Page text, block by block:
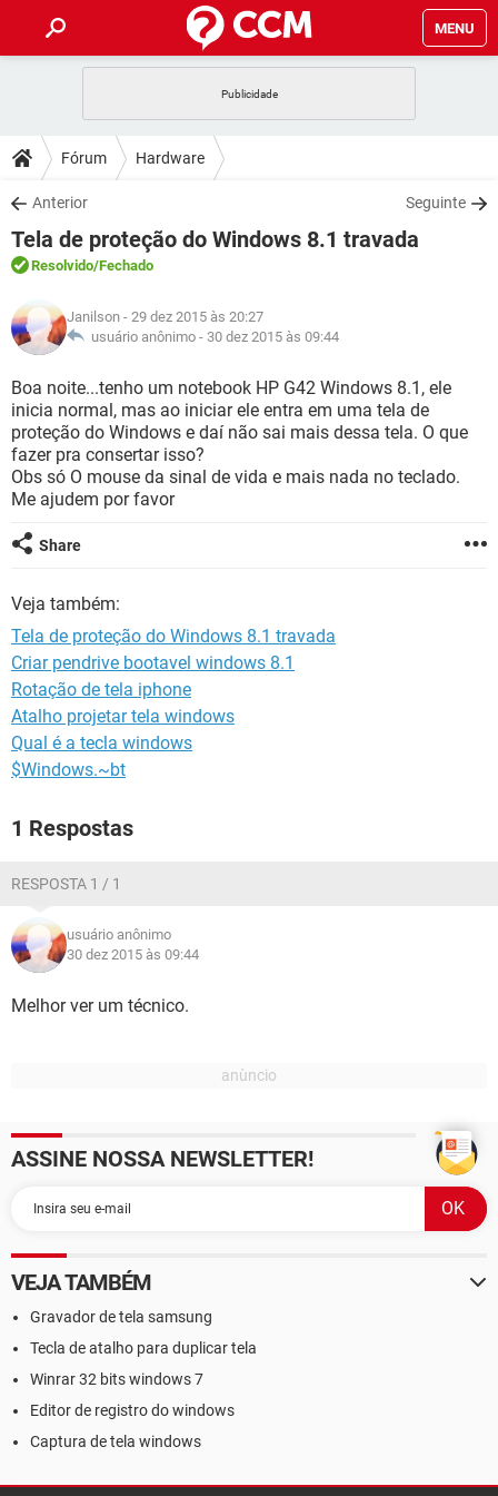
MENU
CELULAR
OUTLOOK
INSTAGRAM GMAIL
GUIA DE COMPRAS
DICAS
JOGOS
OUTLOOK
GUIA DE COMPRAS
DOWNLOADS
JOGOS WHATSAPP
CELULAR
OUTLOOK
INSTAGRAM
GUIA DE COMPRAS
FÓRUM
CELULAR FACEBOOK
INSTAGRAM GMAIL
GUIA DE COMPRAS
GLOSSÁRIO
JOGOS
CELULAR FACEBOOK
OUTLOOK EXCEL
INSTAGRAM
GUIA DE COMPRAS
Fórum Hardware
Anterior Seguinte
Tela de proteção do Windows 8.1 travada
Resolvido/Fechado
Janilson - 29 dez 2015 às 20:27
usuário anônimo - 30 dez 2015 às 09:44
Boa noite...tenho um notebook HP G42 Windows 8.1, ele
inicia normal, mas ao iniciar ele entra em uma tela de
proteção do Windows e daí não sai mais dessa tela. O que
fazer pra consertar isso?
Obs só O mouse da sinal de vida e mais nada no teclado.
Me ajudem por favor
Share
Veja também:
Tela de proteção do Windows 8.1 travada
Criar pendrive bootavel windows 8.1
Rotação de tela iphone
Atalho projetar tela windows
Qual é a tecla windows
$Windows.~bt
1 Respostas
RESPOSTA 1 / 1
usuário anônimo
30 dez 2015 às 09:44
Melhor ver um técnico.
ASSINE NOSSA NEWSLETTER!
VEJA TAMBÉM
Gravador de tela samsung
Tecla de atalho para duplicar tela
Winrar 32 bits windows 7
Editor de registro do windows
Captura de tela windows